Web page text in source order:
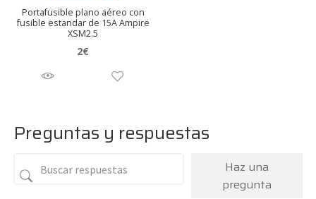
Portafusible plano aéreo con
fusible estandar de 15A Ampire
XSM2.5
2€
Preguntas y respuestas
Haz una
pregunta